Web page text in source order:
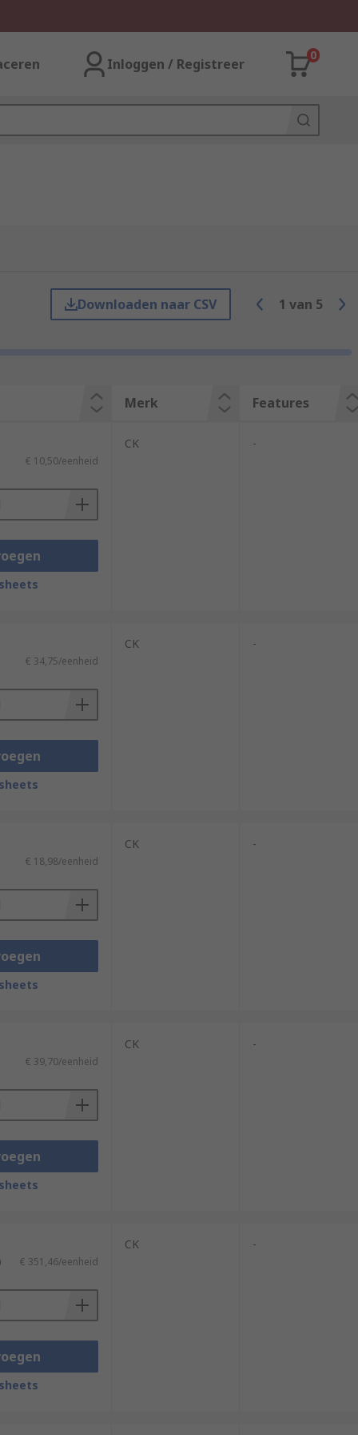
Inloggen / Registreer
0
Downloaden naar CSV 1 van 5
Merk Features
€ 10,50/eenheid
CK -
€ 34,75/eenheid
CK -
€ 18,98/eenheid
CK -
€ 39,70/eenheid
CK -
€ 351,46/eenheid
CK -